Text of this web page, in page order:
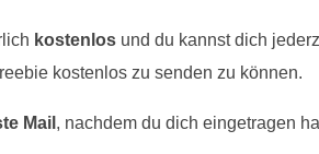
kostenlos und du kannst dich
kostenlos zu senden zu können.
Mail , nachdem du dich eingetragen